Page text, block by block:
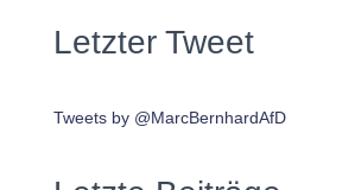
Letzter Tweet
Tweets by @MarcBernhardAfD